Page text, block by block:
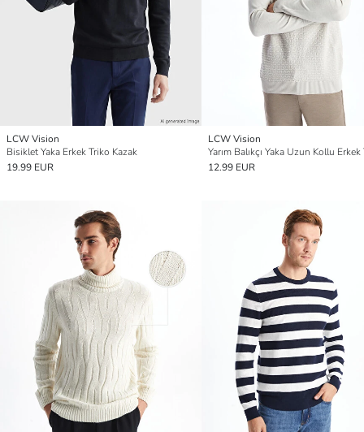
LCW Vision
Bisiklet Yaka Erkek Triko Kazak
19.99 EUR
LCW Vision
12.99 EUR